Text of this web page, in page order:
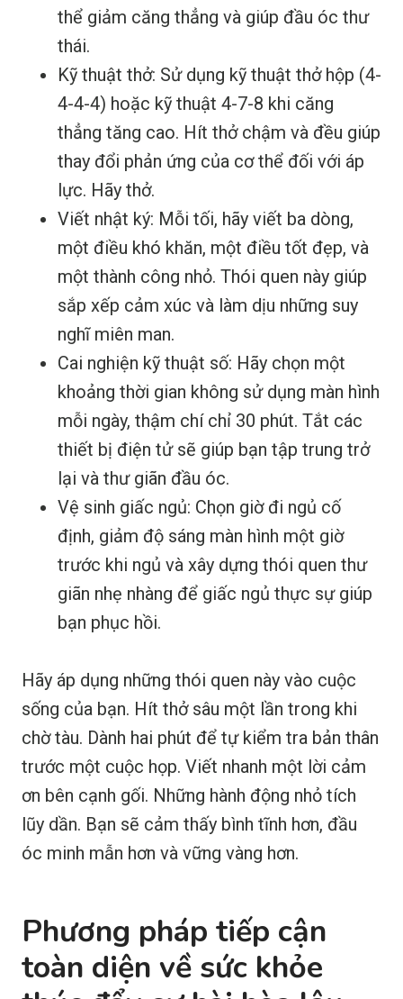
thể giảm căng thẳng và giúp đầu óc thư
thái.
Kỹ thuật thở: Sử dụng kỹ thuật thở hộp (4-
4-4-4) hoặc kỹ thuật 4-7-8 khi căng
thẳng tăng cao. Hít thở chậm và đều giúp
thay đổi phản ứng của cơ thể đối với áp
lực. Hãy thở.
Viết nhật ký: Mỗi tối, hãy viết ba dòng,
một điều khó khăn, một điều tốt đẹp, và
một thành công nhỏ. Thói quen này giúp
sắp xếp cảm xúc và làm dịu những suy
nghĩ miên man.
Cai nghiện kỹ thuật số: Hãy chọn một
khoảng thời gian không sử dụng màn hình
mỗi ngày, thậm chí chỉ 30 phút. Tắt các
thiết bị điện tử sẽ giúp bạn tập trung trở
lại và thư giãn đầu óc.
Vệ sinh giấc ngủ: Chọn giờ đi ngủ cố
định, giảm độ sáng màn hình một giờ
trước khi ngủ và xây dựng thói quen thư
giãn nhẹ nhàng để giấc ngủ thực sự giúp
bạn phục hồi.
Hãy áp dụng những thói quen này vào cuộc
sống của bạn. Hít thở sâu một lần trong khi
chờ tàu. Dành hai phút để tự kiểm tra bản thân
trước một cuộc họp. Viết nhanh một lời cảm
ơn bên cạnh gối. Những hành động nhỏ tích
lũy dần. Bạn sẽ cảm thấy bình tĩnh hơn, đầu
óc minh mẫn hơn và vững vàng hơn.
Phương pháp tiếp cận
toàn diện về sức khỏe